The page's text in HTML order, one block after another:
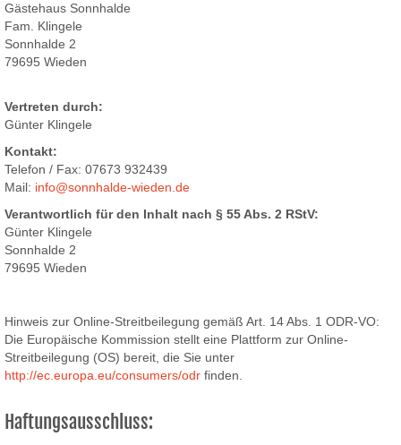
Gästehaus Sonnhalde
Fam. Klingele
Sonnhalde 2
79695 Wieden
Vertreten durch:
Günter Klingele
Kontakt:
Telefon / Fax: 07673 932439
Mail: info@sonnhalde-wieden.de
Verantwortlich für den Inhalt nach § 55 Abs. 2 RStV:
Günter Klingele
Sonnhalde 2
79695 Wieden
Hinweis zur Online-Streitbeilegung gemäß Art. 14 Abs. 1 ODR-VO:
Die Europäische Kommission stellt eine Plattform zur Online-
Streitbeilegung (OS) bereit, die Sie unter
http://ec.europa.eu/consumers/odr finden.
Haftungsausschluss: